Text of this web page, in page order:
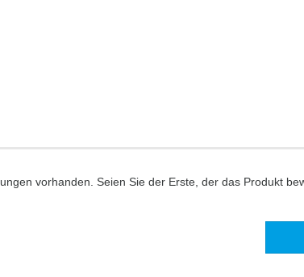
vorhanden. Seien Sie der Erste, der das Produkt